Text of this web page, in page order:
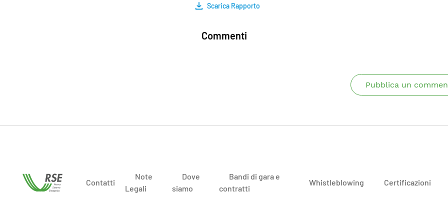
Scarica Rapporto
Commenti
Pubblica un
Contatti
Note
Legali
Dove
siamo
Bandi di gara e
contratti
Whistleblowing Certificazioni